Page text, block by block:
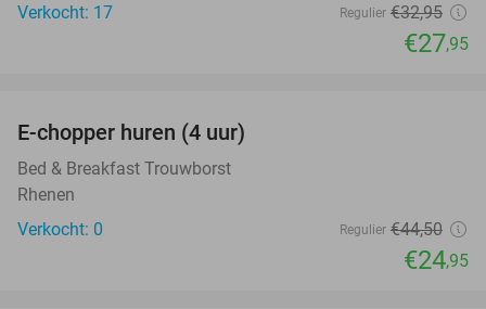
Verkocht: 17
Regulier €32,95
€27,95
NEW
TODAY
E-chopper huren (4 uur)
Bed & Breakfast Trouwborst
Rhenen
Verkocht: 0
Regulier €44,50
€24,95